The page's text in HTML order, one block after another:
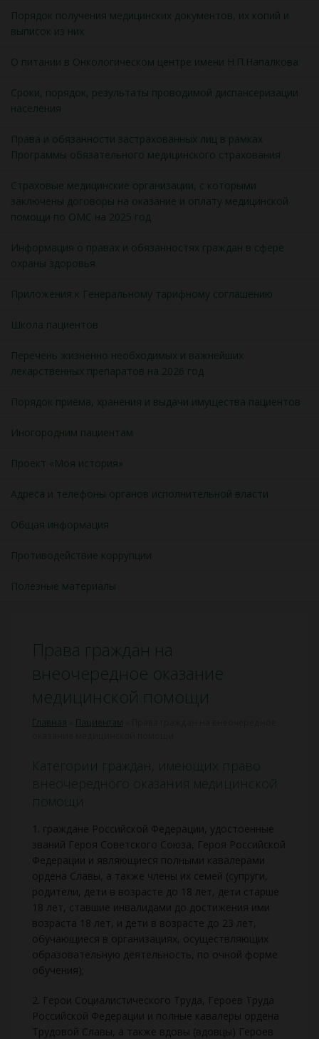
Порядок получения медицинских документов, их копий и
выписок из них
О питании в Онкологическом центре имени Н.П.Напалкова
Сроки, порядок, результаты проводимой диспансеризации
населения
Права и обязанности застрахованных лиц в рамках
Программы обязательного медицинского страхования
Страховые медицинские организации, с которыми
заключены договоры на оказание и оплату медицинской
помощи по ОМС на 2025 год
Информация о правах и обязанностях граждан в сфере
охраны здоровья
Приложения к Генеральному тарифному соглашению
Школа пациентов
Перечень жизненно необходимых и важнейших
лекарственных препаратов на 2026 год
Порядок приёма, хранения и выдачи имущества пациентов
Иногородним пациентам
Проект «Моя история»
Адреса и телефоны органов исполнительной власти
Общая информация
Противодействие коррупции
Полезные материалы
Права граждан на
внеочередное оказание
медицинской помощи
Главная Пациентам
Категории граждан, имеющих право
внеочередного оказания медицинской
помощи
1. граждане Российской Федерации, удостоенные
званий Героя Советского Союза, Героя Российской
Федерации и являющиеся полными кавалерами
ордена Славы, а также члены их семей (супруги,
родители, дети в возрасте до 18 лет, дети старше
18 лет, ставшие инвалидами до достижения ими
возраста 18 лет, и дети в возрасте до 23 лет,
обучающиеся в организациях, осуществляющих
образовательную деятельность, по очной форме
обучения);
2. Герои Социалистического Труда, Героев Труда
Российской Федерации и полные кавалеры ордена
Трудовой Славы, а также вдовы (вдовцы) Героев